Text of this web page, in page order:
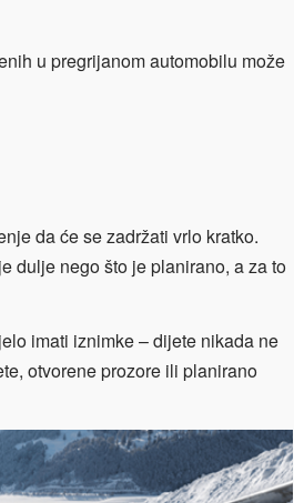
u pregrijanom automobilu može
da će se zadržati vrlo kratko.
dulje nego što je planirano, a za to
imati iznimke – dijete nikada ne
otvorene prozore ili planirano